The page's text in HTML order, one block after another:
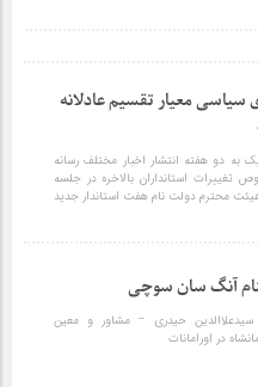
سیاسی معیار تقسیم عادلانه
به دو هفته انتشار اخبار مختلف رسانه
تغییرات استانداران بالاخره در جلسه
محترم دولت نام هفت استاندار جدید
آنگ سان سوچی
حیدری – مشاور و معین
در اورامانات